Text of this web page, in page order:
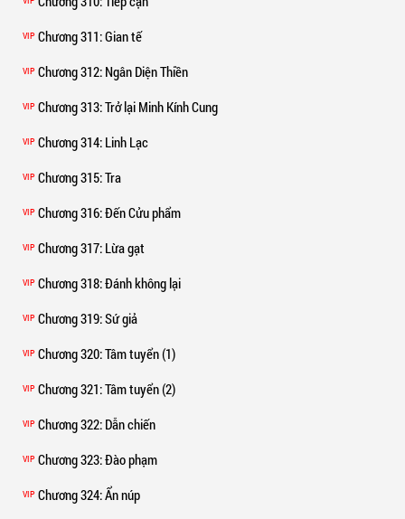
VIP Chương 311: Gian tế
VIP Chương 312: Ngân Diện Thiền
VIP Chương 313: Trở lại Minh Kính Cung
VIP Chương 314: Linh Lạc
VIP Chương 315: Tra
VIP Chương 316: Đến Cửu phẩm
VIP Chương 317: Lừa gạt
VIP Chương 318: Đánh không lại
VIP Chương 319: Sứ giả
VIP Chương 320: Tâm tuyển (1)
VIP Chương 321: Tâm tuyển (2)
VIP Chương 322: Dẫn chiến
VIP Chương 323: Đào phạm
VIP Chương 324: Ẩn núp